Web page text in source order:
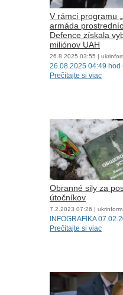
V rámci programu
armáda
Defence získala
miliónov UAH
26.8.2025 03:55 |
26.08.2025 04:49 hod
Prečítajte si viac
Obranné sily za
útočníkov
7.2.2023 07:26 | ukrinform
INFOGRAFIKA
Prečítajte si viac